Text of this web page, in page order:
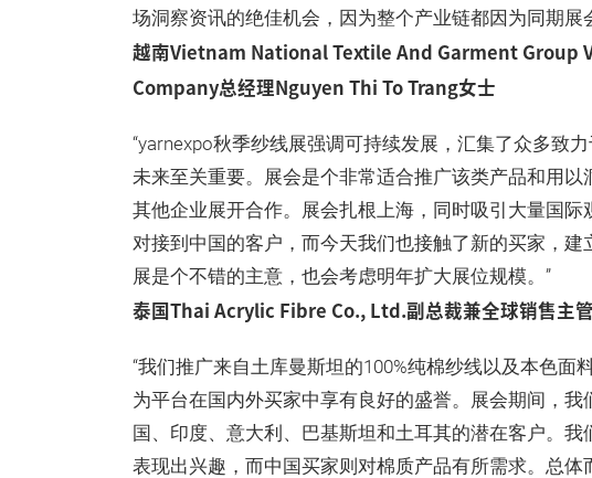
场洞察资讯的绝佳机会，因为整个产业链都因为同期展
越南Vietnam National Textile And Garment Group
Company总经理Nguyen Thi To Trang女士
“yarnexpo秋季纱线展强调可持续发展，汇集了众多致
未来至关重要。展会是个非常适合推广该类产品和用
其他企业展开合作。展会扎根上海，同时吸引大量国
对接到中国的客户，而今天我们也接触了新的买家，
展是个不错的主意，也会考虑明年扩大展位规模。”
泰国Thai Acrylic Fibre Co., Ltd.副总裁兼全球销售主
“我们推广来自土库曼斯坦的100%纯棉纱线以及本色面
为平台在国内外买家中享有良好的盛誉。展会期间，
国、印度、意大利、巴基斯坦和土耳其的潜在客户。
表现出兴趣，而中国买家则对棉质产品有所需求。总